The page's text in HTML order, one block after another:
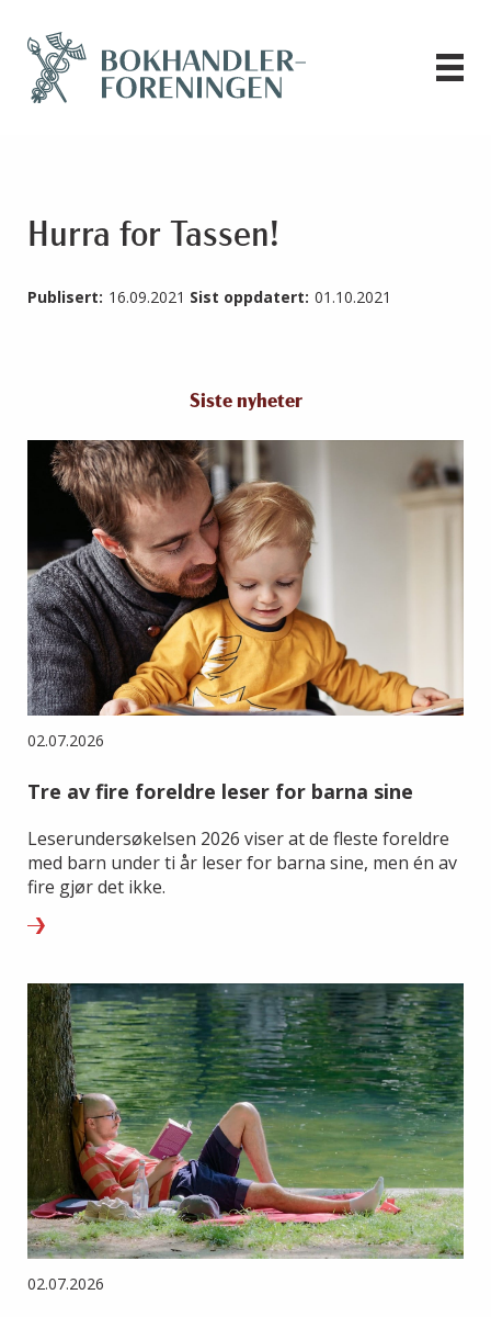
Hurra for Tassen!
Publisert: 16.09.2021 Sist oppdatert: 01.10.2021
Siste nyheter
02.07.2026
Tre av fire foreldre leser for barna sine
Leserundersøkelsen 2026 viser at de fleste foreldre
med barn under ti år leser for barna sine, men én av
fire gjør det ikke.
02.07.2026